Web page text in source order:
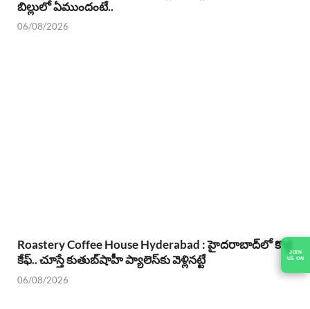
JOIN
US ON
బిల్లులో ఏముందంటే..
06/08/2026
Roastery Coffee House Hyderabad : హైదరాబాద్‌లో కొత్త
కేఫ్.. చూస్తే కుతుబ్‌షాహీ ప్యాలెస్‌కు వెళ్లినట్టే
06/08/2026